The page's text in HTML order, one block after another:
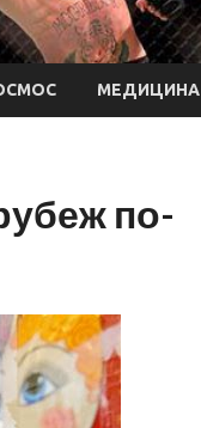
МЕДИЦИНА
по-